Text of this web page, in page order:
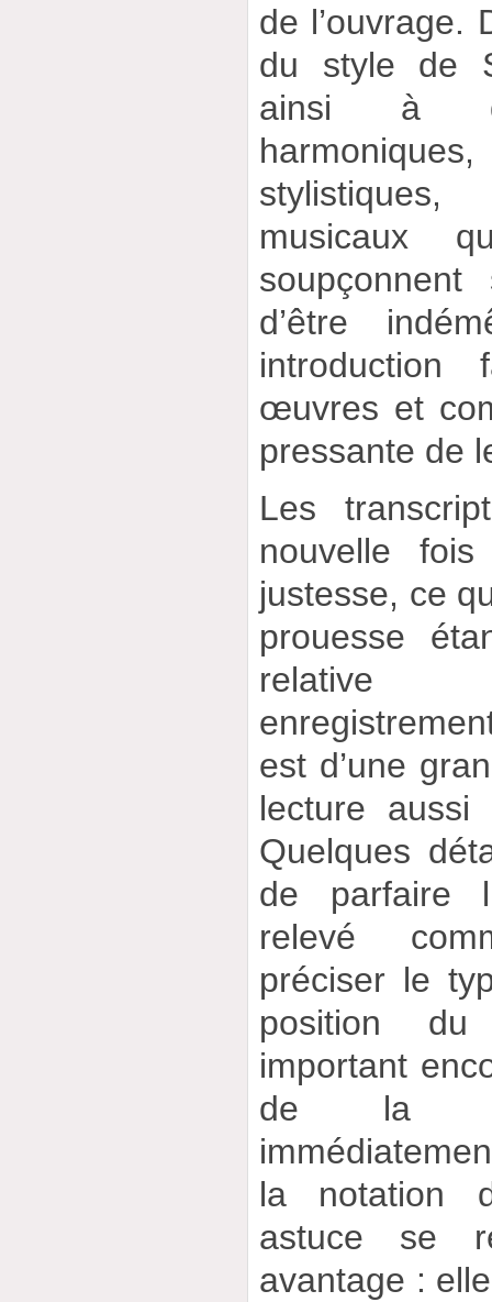
de l’ouvrage.
du style de
ainsi à
musicaux
d’être
introduction
œuvres et
pressante de
Les
nouvelle fois
justesse, ce
prouesse
relative
est d’une
lecture aussi
Quelques
de parfaire
relevé
préciser le
position du
important
de la
la notation
astuce se
avantage :